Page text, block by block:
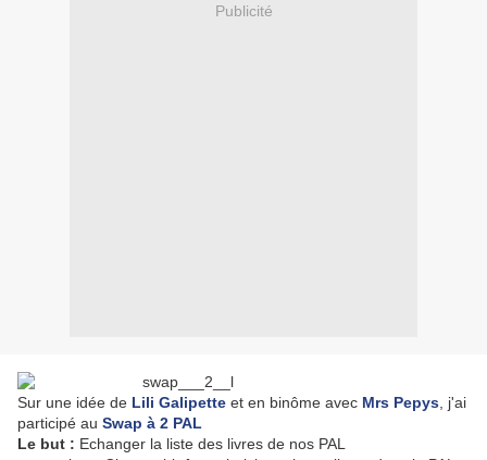
Publicité
Sur une idée de Lili Galipette et en binôme avec Mrs Pepys , j'ai
participé au Swap à 2 PAL
Le but : Echanger la liste des livres de nos PAL